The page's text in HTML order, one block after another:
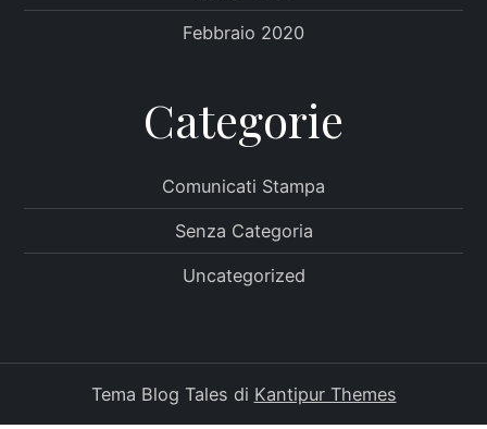
Febbraio 2020
Categorie
Comunicati Stampa
Senza Categoria
Uncategorized
Tema Blog Tales di Kantipur Themes